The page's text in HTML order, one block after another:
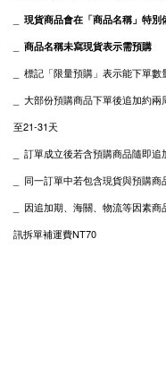
現貨商品會在「商品名稱」特別
商品名稱未寫現貨表示需預購
標記「限量預購」表示能下單數
大部份預購商品下單後追加約兩
至21-31天
_ 訂單成立後若含預購商品隨即
_ 同一訂單中若包含現貨與預購
因追加期、海關、物流等因素
訊拆單補運費NT70